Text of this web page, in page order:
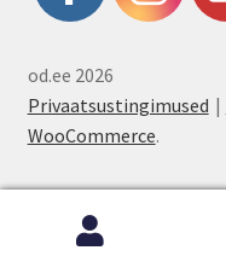
od.ee 2026
Privaatsustingimused
WooCommerce.